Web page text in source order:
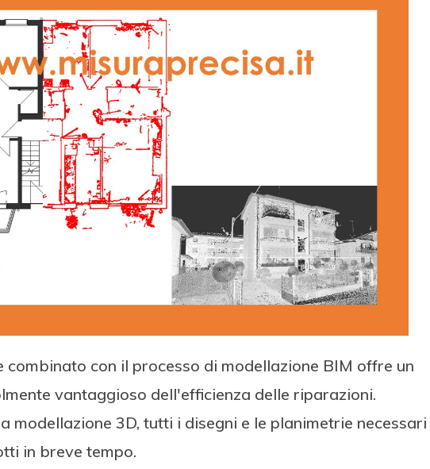
combinato con il processo di modellazione BIM offre un
vantaggioso dell'efficienza delle riparazioni.
modellazione 3D, tutti i disegni e le planimetrie necessari
in breve tempo.